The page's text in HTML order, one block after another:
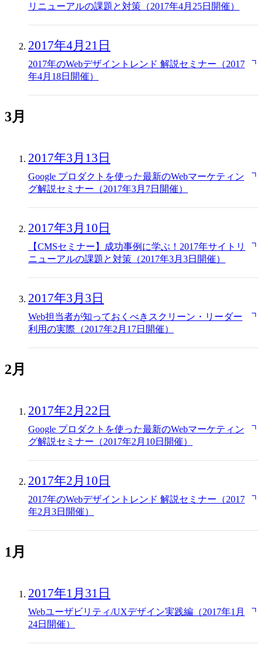
リニューアルの課題と対策（2017年4月25日開催）
2017年4月21日
2017年のWebデザイントレンド 解説セミナー（2017
年4月18日開催）
3月
2017年3月13日
Google プロダクトを使った最新のWebマーケティン
グ解説セミナー（2017年3月7日開催）
2017年3月10日
【CMSセミナー】成功事例に学ぶ！2017年サイトリ
ニューアルの課題と対策（2017年3月3日開催）
2017年3月3日
Web担当者が知っておくべきスクリーン・リーダー
利用の実際（2017年2月17日開催）
2月
2017年2月22日
Google プロダクトを使った最新のWebマーケティン
グ解説セミナー（2017年2月10日開催）
2017年2月10日
2017年のWebデザイントレンド 解説セミナー（2017
年2月3日開催）
1月
2017年1月31日
Webユーザビリティ/UXデザイン実践編（2017年1月
24日開催）